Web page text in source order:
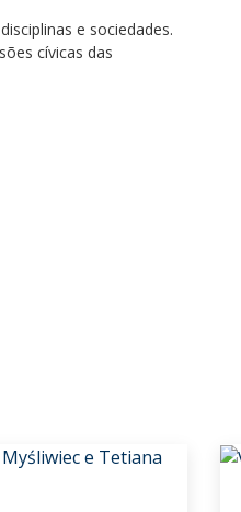
e sociedades.
cívicas das